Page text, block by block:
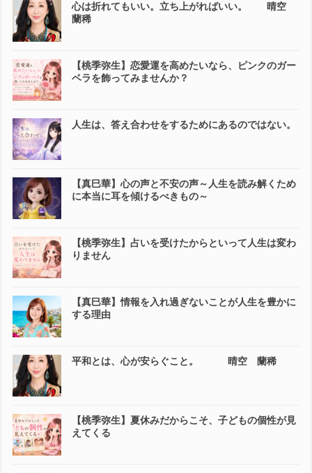
心は折れてもいい。立ち上がればいい。 晴空
蘭稀
【桃季弥生】恋愛運を高めたいなら、ピンクのガー
ベラを飾ってみませんか？
人生は、答え合わせをするためにあるのではない。
【真巳華】心の声と不安の声～人生を読み解くため
に本当に耳を傾けるべきもの～
【桃季弥生】占いを受けたからといって人生は変わ
りません
【真巳華】情報を入れ過ぎないことが人生を豊かに
する理由
平和とは、心が安らぐこと。 晴空 蘭稀
【桃季弥生】夏休みだからこそ、子どもの個性が見
えてくる